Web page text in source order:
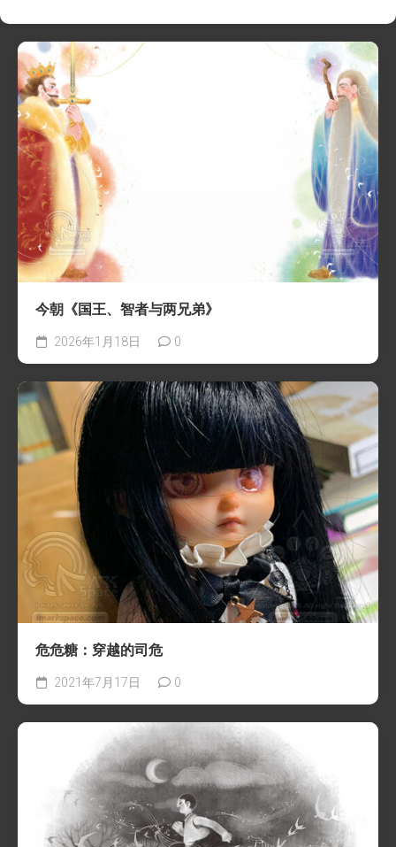
今朝《国王、智者与两兄弟》
2026年1月18日 0
危危糖：穿越的司危
2021年7月17日 0